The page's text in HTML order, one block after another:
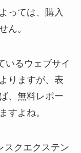
っては、購入
ん。
いるウェブサイ
りますが、表
、無料レポー
すよね。
スクエクステン